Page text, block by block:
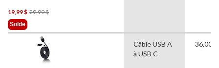
blanc, paq. 3
19,99 $ 29,99 $Prix
29,99 $
Solde
Câble USB A
à USB C
36,00